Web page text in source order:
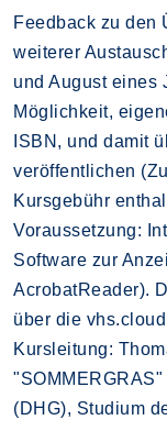
Feedback zu den
weiterer
und August eines
Möglichkeit,
ISBN, und damit
veröffentlichen
Kursgebühr
Voraussetzung:
Software zur
AcrobatReader).
über die
Kursleitung:
(DHG), Studium